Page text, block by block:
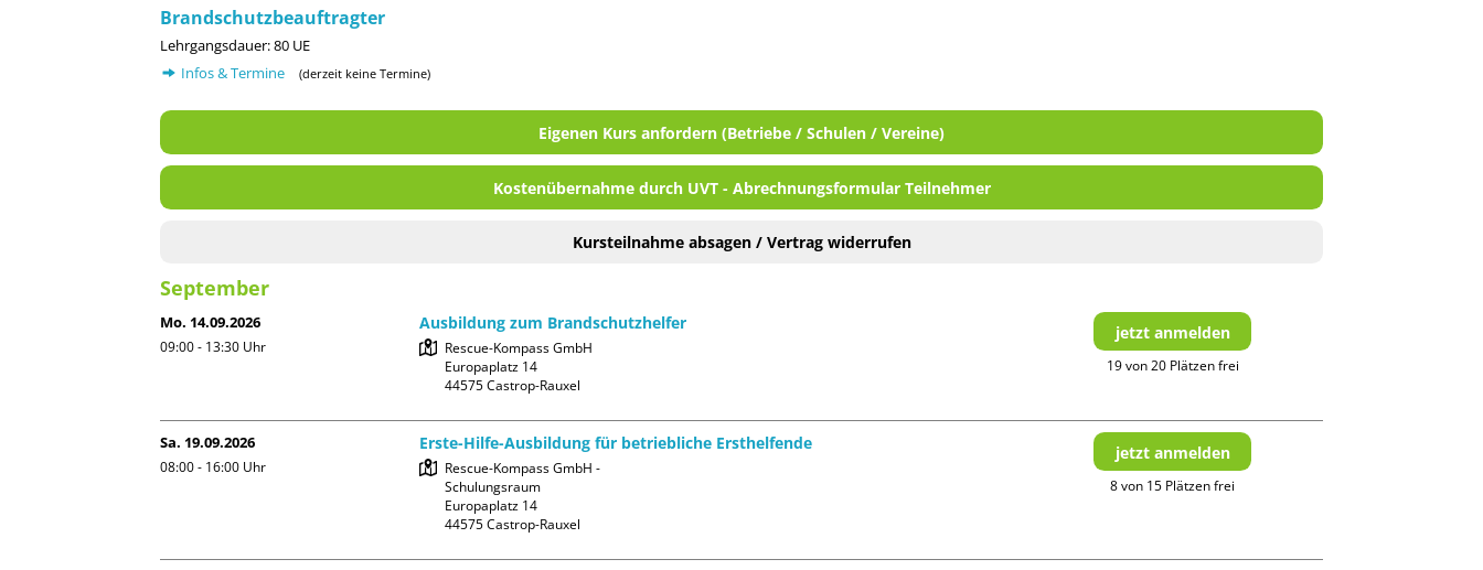
Brandschutzbeauftragter
Lehrgangsdauer: 80 UE
Infos & Termine
(derzeit keine Termine)
Eigenen Kurs anfordern (Betriebe / Schulen / Vereine)
Kostenübernahme durch UVT - Abrechnungsformular Teilnehmer
Kursteilnahme absagen / Vertrag widerrufen
September
Mo. 14.09.2026
09:00 - 13:30 Uhr
Ausbildung zum Brandschutzhelfer
Rescue-Kompass GmbH
Europaplatz 14
jetzt anmelden
19 von 20 Plätzen frei
Sa. 19.09.2026
08:00 - 16:00 Uhr
Erste-Hilfe-Ausbildung für betriebliche Ersthelfende
Rescue-Kompass GmbH -
Schulungsraum
Europaplatz 14
jetzt anmelden
8 von 15 Plätzen frei